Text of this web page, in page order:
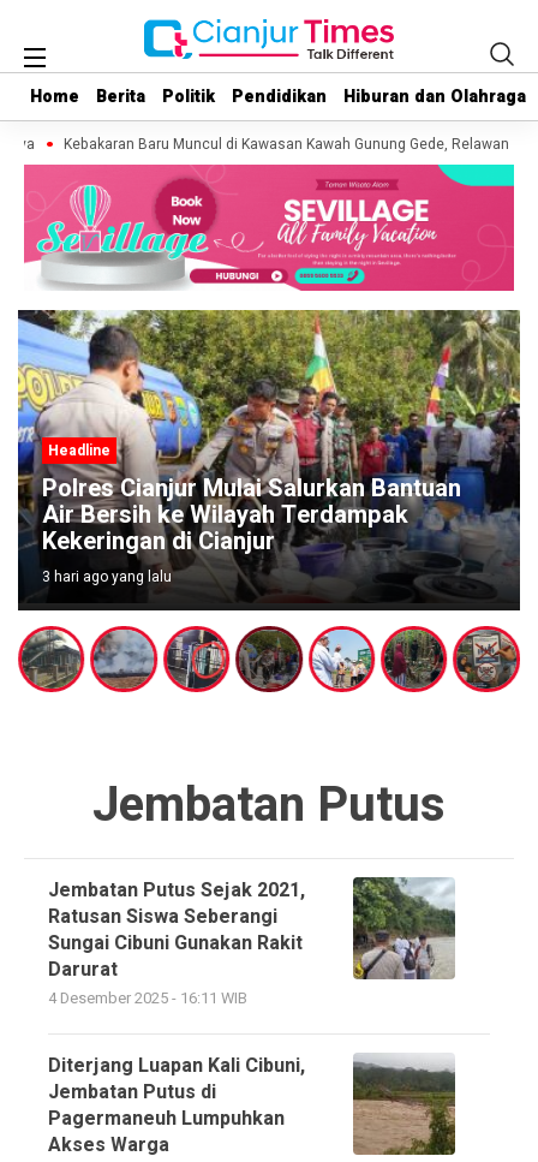
Home Berita Politik Pendidikan Hiburan dan Olahraga
Home Berita Politik Pendidikan Hiburan dan Olahraga
Kebakaran Baru Muncul di Kawasan Kawah Gunung Gede, Relawan
Mulai Salurkan Bantuan
ke Wilayah Terdampak
di Cianjur
lalu
Headline
Kunker
Gerakan
4 hari ago
Jembatan Putus
Jembatan Putus Sejak 2021,
Ratusan Siswa Seberangi
Sungai Cibuni Gunakan Rakit
Darurat
4 Desember 2025 - 16:11 WIB
Diterjang Luapan Kali Cibuni,
Jembatan Putus di
Pagermaneuh Lumpuhkan
Akses Warga